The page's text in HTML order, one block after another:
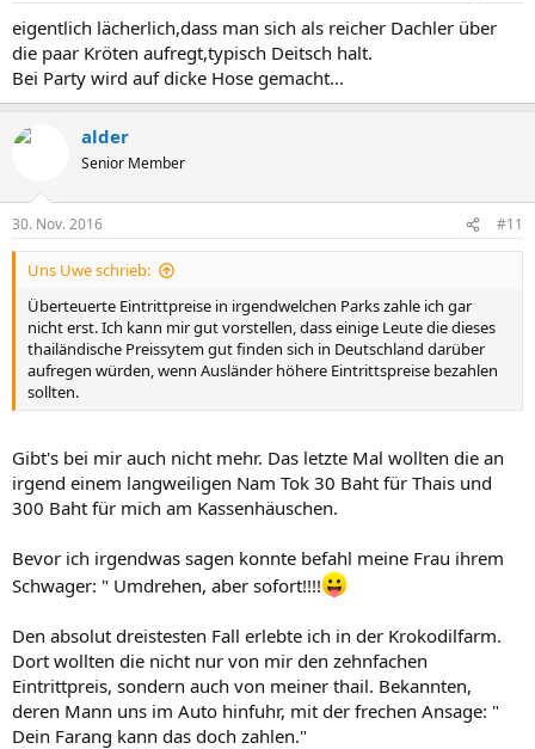
eigentlich lächerlich,dass man sich als reicher Dachler über
die paar Kröten aufregt,typisch Deitsch halt.
Bei Party wird auf dicke Hose gemacht...
alder
Senior Member
30. Nov. 2016 #11
Uns Uwe schrieb:
Überteuerte Eintrittpreise in irgendwelchen Parks zahle ich gar
nicht erst. Ich kann mir gut vorstellen, dass einige Leute die dieses
thailändische Preissytem gut finden sich in Deutschland darüber
aufregen würden, wenn Ausländer höhere Eintrittspreise bezahlen
sollten.
Gibt's bei mir auch nicht mehr. Das letzte Mal wollten die an
irgend einem langweiligen Nam Tok 30 Baht für Thais und
300 Baht für mich am Kassenhäuschen.
Bevor ich irgendwas sagen konnte befahl meine Frau ihrem
Schwager: " Umdrehen, aber sofort!!!!
Den absolut dreistesten Fall erlebte ich in der Krokodilfarm.
Dort wollten die nicht nur von mir den zehnfachen
Eintrittpreis, sondern auch von meiner thail. Bekannten,
deren Mann uns im Auto hinfuhr, mit der frechen Ansage: "
Dein Farang kann das doch zahlen."